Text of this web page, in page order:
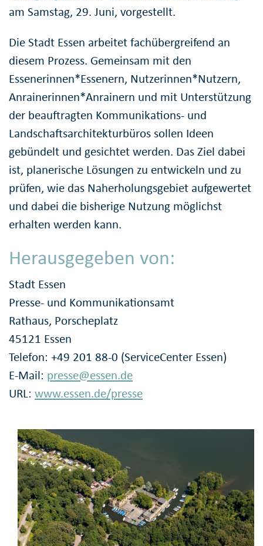
am Samstag, 29. Juni, vorgestellt.
Die Stadt Essen arbeitet fachübergreifend an
diesem Prozess. Gemeinsam mit den
Essenerinnen*Essenern, Nutzerinnen*Nutzern,
Anrainerinnen*Anrainern und mit Unterstützung
der beauftragten Kommunikations- und
Landschaftsarchitekturbüros sollen Ideen
gebündelt und gesichtet werden. Das Ziel dabei
ist, planerische Lösungen zu entwickeln und zu
prüfen, wie das Naherholungsgebiet aufgewertet
und dabei die bisherige Nutzung möglichst
erhalten werden kann.
Herausgegeben von:
Stadt Essen
Presse- und Kommunikationsamt
Rathaus, Porscheplatz
45121 Essen
Telefon: +49 201 88-0 (ServiceCenter Essen)
E-Mail: presse@essen.de
URL: www.essen.de/presse